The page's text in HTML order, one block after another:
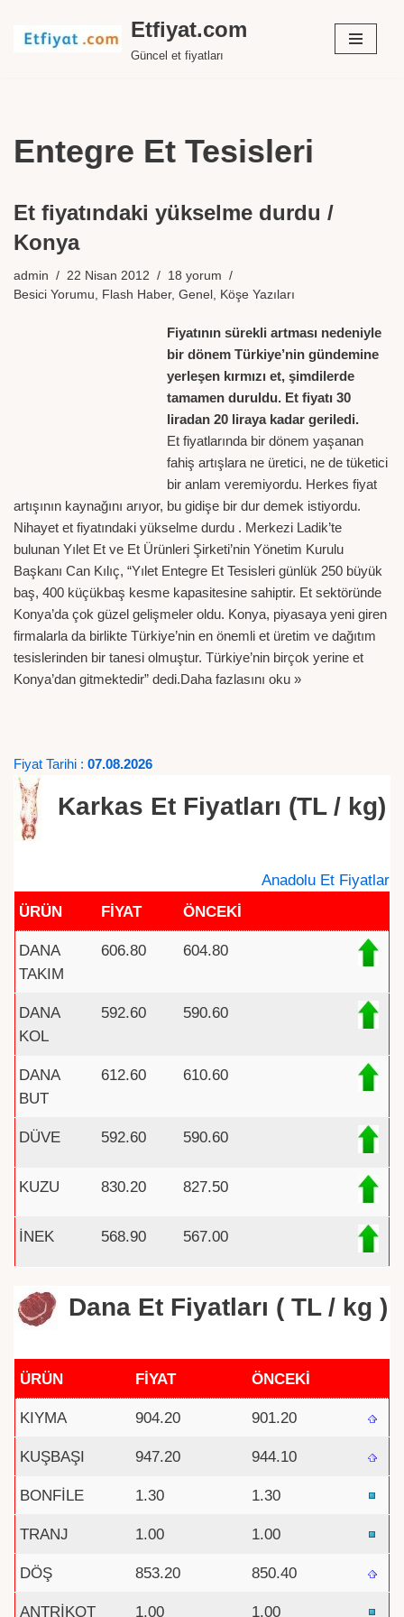
İçeriğe
Etfiyat.com
Güncel et fiyatları
Entegre Et Tesisleri
Et fiyatındaki yükselme durdu /
Konya
admin 22 Nisan 2012
18 yorum
Besici Yorumu, Flash Haber, Genel , Köşe Yazıları
Fiyatının sürekli artması nedeniyle
bir dönem Türkiye’nin gündemine
yerleşen kırmızı et, şimdilerde
tamamen duruldu. Et fiyatı 30
liradan 20 liraya kadar geriledi.
Et fiyatlarında bir dönem yaşanan
fahiş artışlara ne üretici, ne de tüketici
bir anlam veremiyordu. Herkes fiyat
artışının kaynağını arıyor, bu gidişe bir dur demek istiyordu.
Nihayet et fiyatındaki yükselme durdu . Merkezi Ladik’te
bulunan Yılet Et ve Et Ürünleri Şirketi’nin Yönetim Kurulu
Başkanı Can Kılıç, “Yılet Entegre Et Tesisleri günlük 250 büyük
baş, 400 küçükbaş kesme kapasitesine sahiptir. Et sektöründe
Konya’da çok güzel gelişmeler oldu. Konya, piyasaya yeni giren
firmalarla da birlikte Türkiye’nin en önemli et üretim ve dağıtım
tesislerinden bir tanesi olmuştur. Türkiye’nin birçok yerine et
Konya’dan gitmektedir” dedi.Daha fazlasını oku »
Fiyat Tarihi : 07.08.2026
Karkas Et Fiyatları (TL / kg)
Anadolu Et Fiyatlar
ÜRÜN
FİYAT ÖNCEKİ
DANA
TAKIM
606.80 604.80
DANA
KOL
592.60 590.60
DANA
BUT
612.60 610.60
DÜVE 592.60 590.60
KUZU 830.20 827.50
İNEK 568.90 567.00
Dana Et Fiyatları ( TL / kg )
ÜRÜN FİYAT ÖNCEKİ
KIYMA 904.20 901.20
KUŞBAŞI 947.20 944.10
BONFİLE 1.30 1.30
TRANJ 1.00 1.00
DÖŞ 853.20 850.40
ANTRİKOT 1.00 1.00